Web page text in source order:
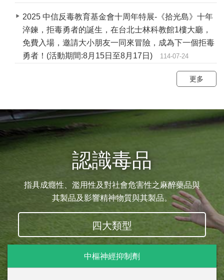
2025 中信反毒教育基金會十周年特展-《拾光島》十年
淬鍊，拒毒勇者的誕生，在台北士林科教館1樓大廳，
免費入場，邀請大小朋友一同來冒險，成為下一個拒毒
勇者！(活動期間:8月15日至8月17日)
114-07-24
更多
認識毒品
指具成癮性、濫用性及對社會危害性之麻醉藥品與
其製品及影響精神物質與其製品。
四大類型
中樞神經抑制劑